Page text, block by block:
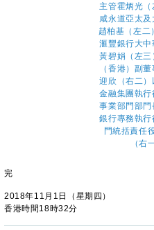
完
2018年11月1日（星期四）
香港時間18時32分